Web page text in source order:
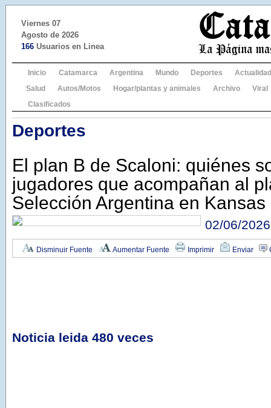
Viernes 07
Agosto de 2026
166 Usuarios en Linea
Inicio Catamarca Argentina Mundo Deportes
Actualidad
Salud
Autos/Motos Hogar/plantas y animales Archivo
Viral
Clasificados
Deportes
El plan B de Scaloni: quiénes
jugadores que acompañan al
Selección Argentina en Kansas
02/06/2026
Disminuir Fuente Aumentar Fuente Imprimir Enviar
Noticia leida 480 veces